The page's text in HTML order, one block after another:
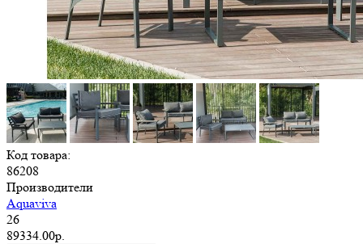
Код товара:
86208
Производители
Aquaviva
26
89334.00р.